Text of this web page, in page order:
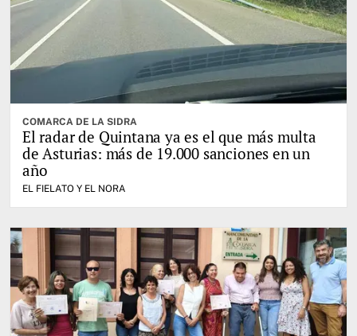
COMARCA DE LA SIDRA
El radar de Quintana ya es el que más multa
de Asturias: más de 19.000 sanciones en un
año
EL FIELATO Y EL NORA